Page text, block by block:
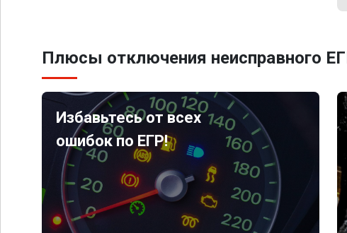
Плюсы отключения неисправного
Избавьтесь от всех
ошибок по ЕГР!